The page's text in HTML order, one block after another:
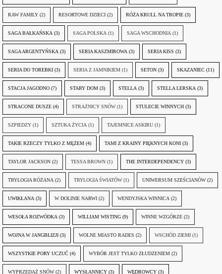
RAW FAMILY (2) RESORTOWE DZIECI (2) RÓŻA KRULL NA TROPIE (3)
SAGA BAŁKAŃSKA (3) SAGA POLSKA (1) SAGA WSCHODNIA (1)
SAGA ARGENTYŃSKA (3) SERIA KASZMIROWA (3) SERIA KISS (3)
SERIA DO TOREBKI (3) SERIA Z JAMNIKIEM (1) SETON (3) SKAZANIEC (11)
STACJA JAGODNO (7) STARY DOM (3) STELLA (3) STELLA LERSKA (3)
STRACONE DUSZE (4) STRAŻNICY SNÓW (1) STULECIE WINNYCH (3)
SZPIEDZY (1) SZTUKA ŻYCIA (1) TAJEMNICE ASKIRU (1)
TAKIE RZECZY TYLKO Z MĘŻEM (4) TAMI Z KRAINY PIĘKNYCH KONI (3)
TAYLOR JACKSON (2) TESSA BROWN (1) THE INTERDEPENDENCY (3)
TRYLOGIA RÓŻANA (2) TRYLOGIA ŚWIATÓW (1) UNIWERSUM SZEŚCIANÓW (2)
UWIKŁANA (3) W DOLINIE NARWI (2) WENDYJSKA WINNICA (2)
WESOŁA ROZWÓDKA (3) WILLIAM WISTING (9) WINNE WZGÓRZE (2)
WOJNA W JANGBLIZJI (3) WOLNE MIASTO RADES (2) WSCHÓD ZIEMI (1)
WSZYSTKIE PORY UCZUĆ (4) WYBÓR JEST TYLKO ZŁUDZENIEM (2)
WYPRZEDAŻ SNÓW (2) WYSŁANNICY (3) WĘDROWCY (3)